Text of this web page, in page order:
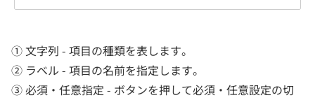
① 文字列 - 項目の種類を表します。
② ラベル - 項目の名前を指定します。
③ 必須・任意指定 - ボタンを押して必須・任意設定の切